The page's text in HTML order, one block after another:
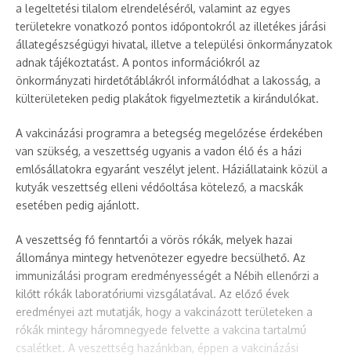
a legeltetési tilalom elrendeléséről, valamint az egyes
területekre vonatkozó pontos időpontokról az illetékes járási
állategészségügyi hivatal, illetve a települési önkormányzatok
adnak tájékoztatást. A pontos információkról az
önkormányzati hirdetőtáblákról informálódhat a lakosság, a
külterületeken pedig plakátok figyelmeztetik a kirándulókat.
A vakcinázási programra a betegség megelőzése érdekében
van szükség, a veszettség ugyanis a vadon élő és a házi
emlősállatokra egyaránt veszélyt jelent. Háziállataink közül a
kutyák veszettség elleni védőoltása kötelező, a macskák
esetében pedig ajánlott.
A veszettség fő fenntartói a vörös rókák, melyek hazai
állománya mintegy hetvenötezer egyedre becsülhető. Az
immunizálási program eredményességét a Nébih ellenőrzi a
kilőtt rókák laboratóriumi vizsgálatával. Az előző évek
eredményei azt mutatják, hogy a vakcinázott területeken a
rókák mintegy háromnegyede felvette a vakcina tartalmú
csalétket. A veszettség hazánkban, éppen a vakcinázási